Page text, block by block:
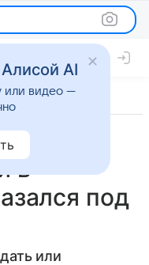
в
под
или
AI
или видео —